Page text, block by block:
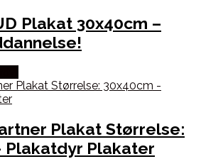
Plakat 30x40cm –
Plakat Størrelse:
Plakatdyr Plakater